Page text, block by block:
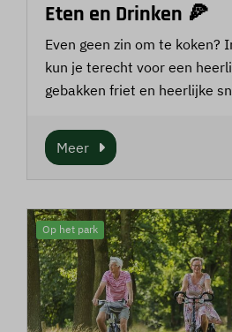
Eten en Drinken 🍕
Even geen zin om te koken?
kun je terecht voor een
gebakken friet en heerlijke
Meer
Op het park